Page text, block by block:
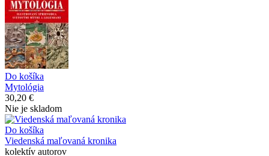
Do košíka
Mytológia
30,20 €
Nie je skladom
Do košíka
Viedenská maľovaná kronika
kolektív autorov